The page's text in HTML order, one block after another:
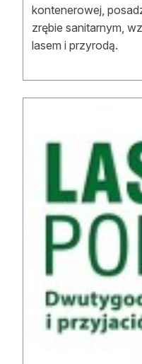
Reklama
Zostań autorem
Archiwum
kontenerowej,
zrębie sanitarnym,
lasem i przyrodą.